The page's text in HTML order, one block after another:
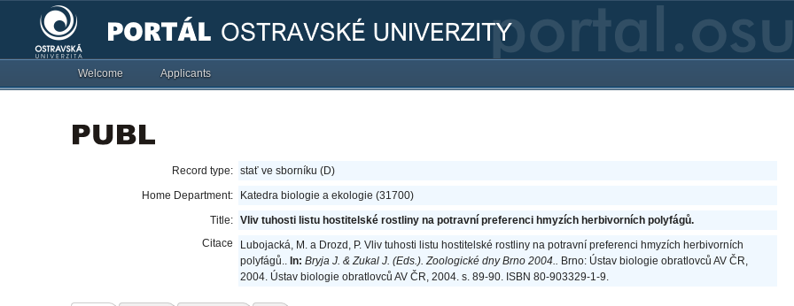
Welcome Applicants
Record type: stať ve sborníku (D)
Home Department:
Katedra biologie a ekologie (31700)
Title: Vliv tuhosti listu hostitelské rostliny na potravní preferenci hmyzích herbivorních polyfágů.
Citace
Lubojacká, M. a Drozd, P. Vliv tuhosti listu hostitelské rostliny na potravní preferenci hmyzích herbivorních
polyfágů.. In:Bryja J. & Zukal J. (Eds.). Zoologické dny Brno 2004.. Brno: Ústav biologie obratlovců AV ČR,
2004. Ústav biologie obratlovců AV ČR, 2004. s. 89-90. ISBN 80-903329-1-9.